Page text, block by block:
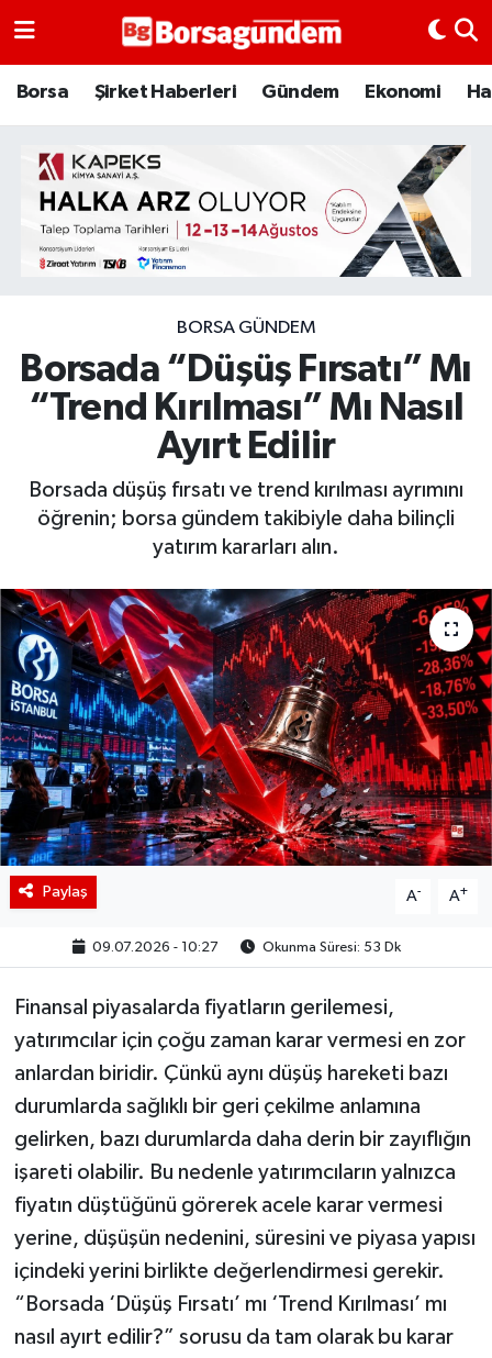
Borsa Şirket Haberleri Gündem Ekonomi
BORSA GÜNDEM
Borsada “Düşüş Fırsatı” Mı
“Trend Kırılması” Mı Nasıl
Ayırt Edilir
Borsada düşüş fırsatı ve trend kırılması ayrımını
öğrenin; borsa gündem takibiyle daha bilinçli
yatırım kararları alın.
Paylaş A- A+
09.07.2026 - 10:27 Okunma Süresi: 53 Dk
Finansal piyasalarda fiyatların gerilemesi,
yatırımcılar için çoğu zaman karar vermesi en zor
anlardan biridir. Çünkü aynı düşüş hareketi bazı
durumlarda sağlıklı bir geri çekilme anlamına
gelirken, bazı durumlarda daha derin bir zayıflığın
işareti olabilir. Bu nedenle yatırımcıların yalnızca
fiyatın düştüğünü görerek acele karar vermesi
yerine, düşüşün nedenini, süresini ve piyasa yapısı
içindeki yerini birlikte değerlendirmesi gerekir.
“Borsada ‘Düşüş Fırsatı’ mı ‘Trend Kırılması’ mı
nasıl ayırt edilir?” sorusu da tam olarak bu karar
Borsa
Emtia
Galeri
Bitcoin
Şirket Haberleri
BIST 100 Isı Haritası
Coin Isı Haritası
Ekonomik Takvim
Kiripto Para Piyasası
Gizlilik Sözleşmesi
Hakkımızda
İletişim